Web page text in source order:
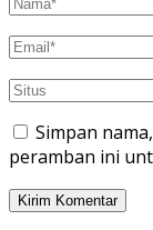
Simpan
peramban ini